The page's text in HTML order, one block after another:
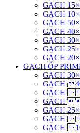
GẠCH
GẠCH
GẠCH
GẠCH
GẠCH
GẠCH
GẠCH
GẠCH ỐP
GẠCH
GẠCH
GẠCH
GẠCH
GẠCH
GẠCH
GẠCH